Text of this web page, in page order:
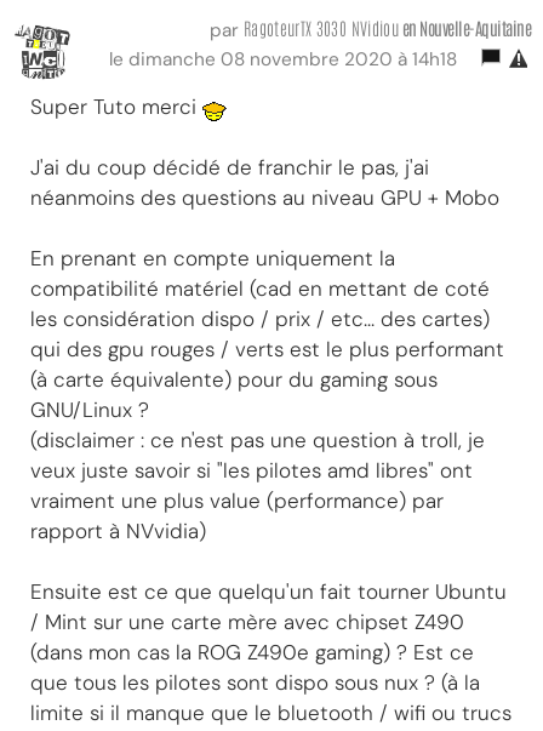
par RagoteurTX 3030 NVidiou en Nouvelle-Aquitaine
le dimanche 08 novembre 2020 à 14h18
Super Tuto merci
J'ai du coup décidé de franchir le pas, j'ai
néanmoins des questions au niveau GPU + Mobo
En prenant en compte uniquement la
compatibilité matériel (cad en mettant de coté
les considération dispo / prix / etc... des cartes)
qui des gpu rouges / verts est le plus performant
(à carte équivalente) pour du gaming sous
GNU/Linux ?
(disclaimer : ce n'est pas une question à troll, je
veux juste savoir si "les pilotes amd libres" ont
vraiment une plus value (performance) par
rapport à NVvidia)
Ensuite est ce que quelqu'un fait tourner Ubuntu
/ Mint sur une carte mère avec chipset Z490
(dans mon cas la ROG Z490e gaming) ? Est ce
que tous les pilotes sont dispo sous nux ? (à la
limite si il manque que le bluetooth / wifi ou trucs